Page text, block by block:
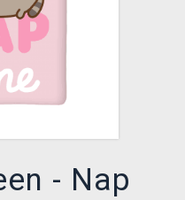
- Nap